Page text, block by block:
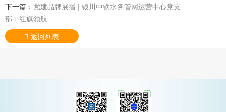
下一篇： 党建品牌展播 | 银川中铁水务管网运营中心党支
部：红旗领航
返回列表